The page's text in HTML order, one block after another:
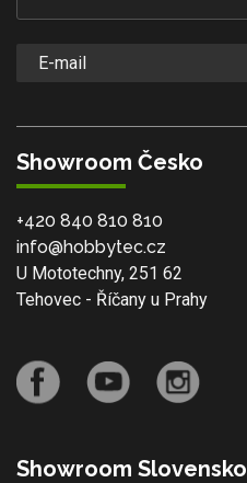
Showroom Česko
+420 840 810 810
info@hobbytec.cz
U Mototechny, 251 62
Tehovec - Říčany u Prahy
Showroom Slovensko